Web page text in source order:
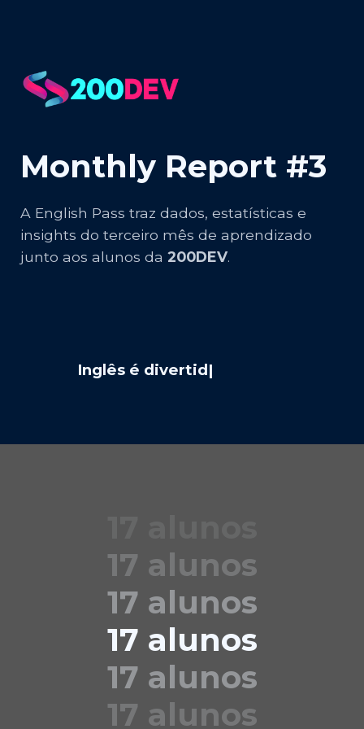
Monthly Report #3
A English Pass traz dados, estatísticas e
insights do terceiro mês de aprendizado
junto aos alunos da 200DEV.
Inglês é divertid|
17 alunos
17 alunos
17 alunos
17 alunos
17 alunos